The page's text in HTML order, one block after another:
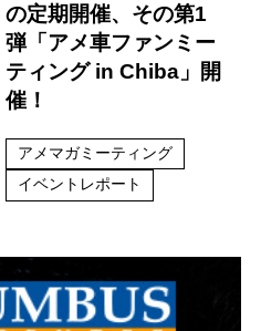
の定期開催、その第1
弾「アメ車ファンミー
ティング in Chiba」開
催！
アメマガミーティング
イベントレポート